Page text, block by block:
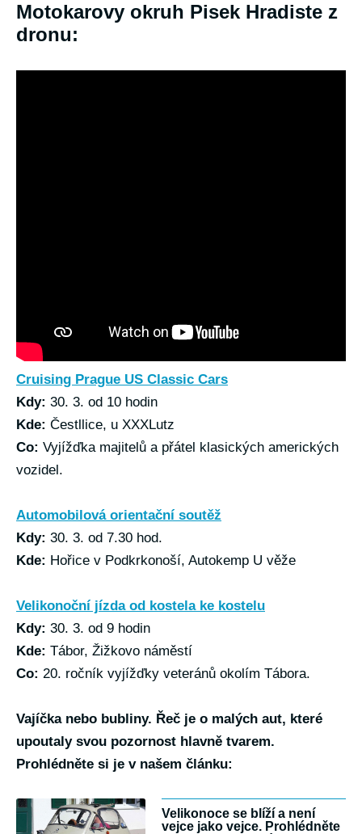
Motokarovy okruh Pisek Hradiste z
dronu:
Cruising Prague US Classic Cars
Kdy: 30. 3. od 10 hodin
Kde: Čestllice, u XXXLutz
Co: Vyjížďka majitelů a přátel klasických amerických
vozidel.
Automobilová orientační soutěž
Kdy: 30. 3. od 7.30 hod.
Kde: Hořice v Podkrkonoší, Autokemp U věže
Velikonoční jízda od kostela ke kostelu
Kdy: 30. 3. od 9 hodin
Kde: Tábor, Žižkovo náměstí
Co: 20. ročník vyjížďky veteránů okolím Tábora.
Vajíčka nebo bubliny. Řeč je o malých aut, které
upoutaly svou pozornost hlavně tvarem.
Prohlédněte si je v našem článku:
Velikonoce se blíží a není
vejce jako vejce. Prohlédněte